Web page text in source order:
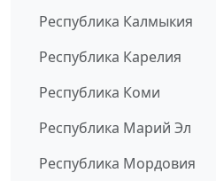
Республика Калмыкия
Республика Карелия
Республика Коми
Республика Марий Эл
Республика Мордовия